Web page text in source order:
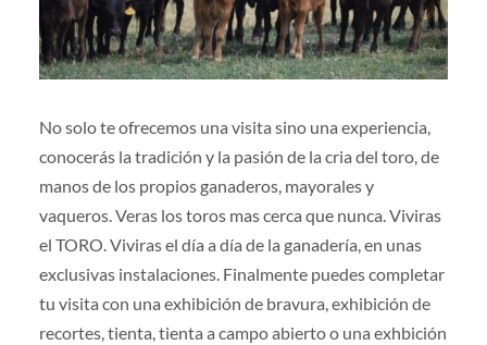
No solo te ofrecemos una visita sino una experiencia,
conocerás la tradición y la pasión de la cria del toro, de
manos de los propios ganaderos, mayorales y
vaqueros. Veras los toros mas cerca que nunca. Viviras
el TORO. Viviras el día a día de la ganadería, en unas
exclusivas instalaciones. Finalmente puedes completar
tu visita con una exhibición de bravura, exhibición de
recortes, tienta, tienta a campo abierto o una exhbición